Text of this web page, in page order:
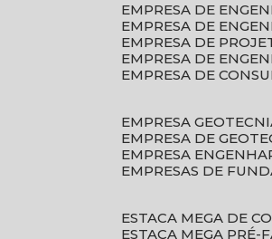
EMPRESA DE
EMPRESA DE
EMPRESA DE
EMPRESA DE
EMPRESA DE
EMPRESA
EMPRESA DE
EMPRESA
EMPRESAS DE
ESTACA MEGA DE
ESTACA MEGA